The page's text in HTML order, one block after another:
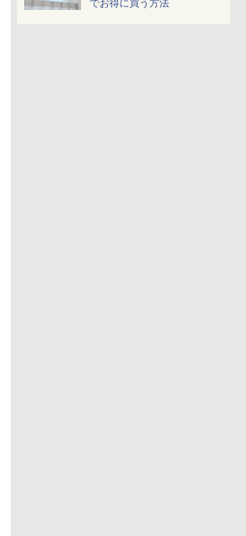
でお得に買う方法